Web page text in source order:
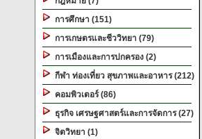
การศึกษา (151)
การเกษตรและชีววิทยา (79)
การเมืองและการปกครอง (2)
กีฬา ท่องเที่ยว สุขภาพและอาหาร (212)
คอมพิวเตอร์ (86)
ธุรกิจ เศรษฐศาสตร์และการจัดการ (27)
จิตวิทยา (1)